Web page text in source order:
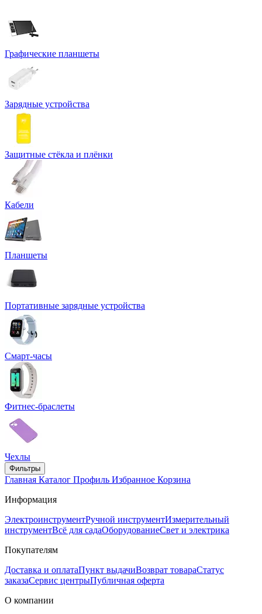
Графические планшеты
Зарядные устройства
Защитные стёкла и плёнки
Кабели
Планшеты
Портативные зарядные устройства
Смарт-часы
Фитнес-браслеты
Чехлы
Фильтры
Главная Каталог Профиль Избранное Корзина
Информация
ЭлектроинструментРучной инструментИзмерительный
инструментВсё для садаОборудованиеСвет и электрика
Покупателям
Доставка и оплатаПункт выдачиВозврат товараСтатус
заказаСервис центрыПубличная оферта
О компании